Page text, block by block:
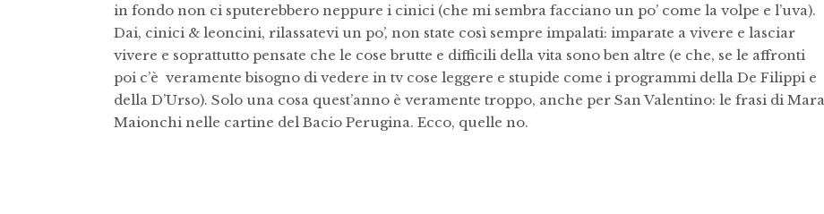
in fondo non ci sputerebbero neppure i cinici (che mi sembra facciano un po’ come la volpe e l’uva).
Dai, cinici & leoncini, rilassatevi un po’, non state così sempre impalati: imparate a vivere e lasciar
vivere e soprattutto pensate che le cose brutte e difficili della vita sono ben altre (e che, se le affronti
poi c’è veramente bisogno di vedere in tv cose leggere e stupide come i programmi della De Filippi e
della D’Urso). Solo una cosa quest’anno è veramente troppo, anche per San Valentino: le frasi di Mara
Maionchi nelle cartine del Bacio Perugina. Ecco, quelle no.